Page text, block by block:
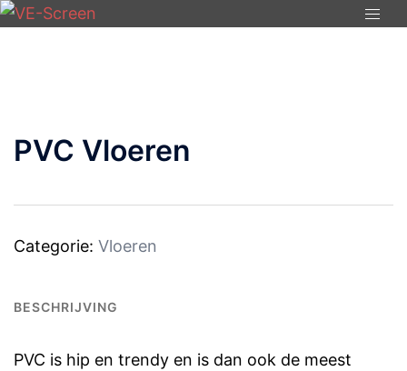
Ga
PVC Vloeren
Categorie: Vloeren
BESCHRIJVING
PVC is hip en trendy en is dan ook de meest